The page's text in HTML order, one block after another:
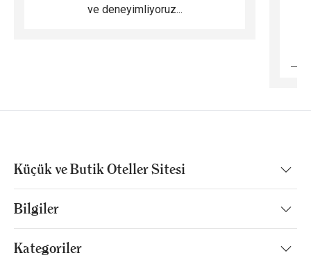
ve deneyimliyoruz...
Küçük ve Butik Oteller Sitesi
Bilgiler
Kategoriler